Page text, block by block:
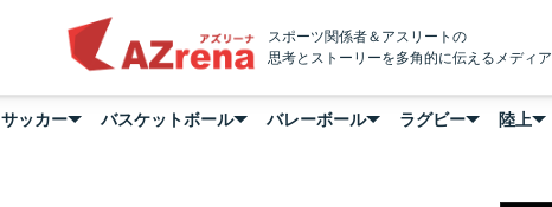
AZrena
スポーツ関係者＆アスリートの
思考とストーリーを多角的に伝えるメディア
サッカー バスケットボール バレーボール ラグビー 陸上